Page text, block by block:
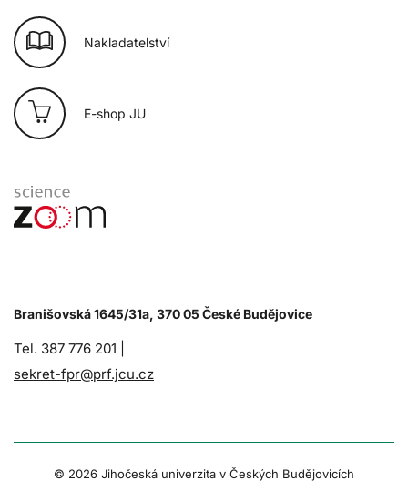
Nakladatelství
E-shop JU
Branišovská 1645/31a, 370 05 České Budějovice
Tel. 387 776 201 |
sekret-fpr@prf.jcu.cz
© 2026 Jihočeská univerzita v Českých Budějovicích